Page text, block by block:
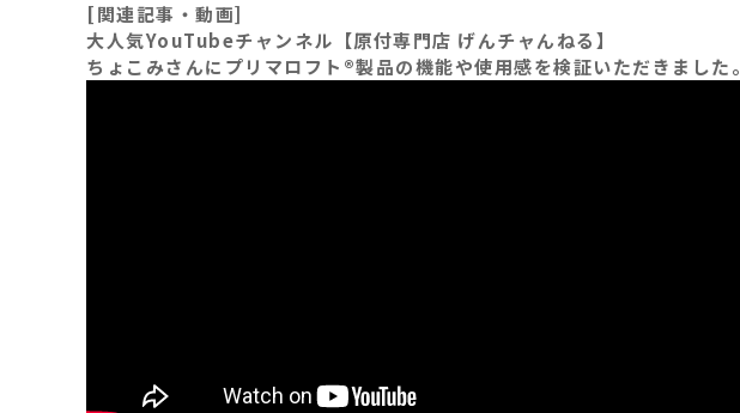
[関連記事・動画]
大人気YouTubeチャンネル【原付専門店 げんチャんねる】
ちょこみさんにプリマロフト®製品の機能や使用感を検証いただきました。